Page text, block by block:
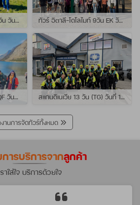
ทริป แกรนด์ไอซ์แลนด์ 11 วัน วันที่ 25 กรกฏาคม - 04 สิงหาคม 2569 เดินทางกับไกด์พี่เปิ้ล ทัวร์ อิตาลี-โดโลไมท์ 9วัน EK วันที่ 21 - 29 กรกฏาคม 2569 เดินทางกับไกด์พี่หนุ่ม
แกรนด์นิวซีแลนด์ 12 วัน QF วันที่ 22 กรกฎาคม - 3 สิงหาคม 2569 เดินทางกับไกด์พี่โจ้ สแกนดิเนเวีย 13 วัน (TG) วันที่ 10-22 กรกฏาคม 2569 เดินทางกับไกด์พี่เต้ย
านการจัดทัวร์ทั้งหมด
ารบริการจากลูกค้า
ราใส่ใจ บริการด้วยใจ